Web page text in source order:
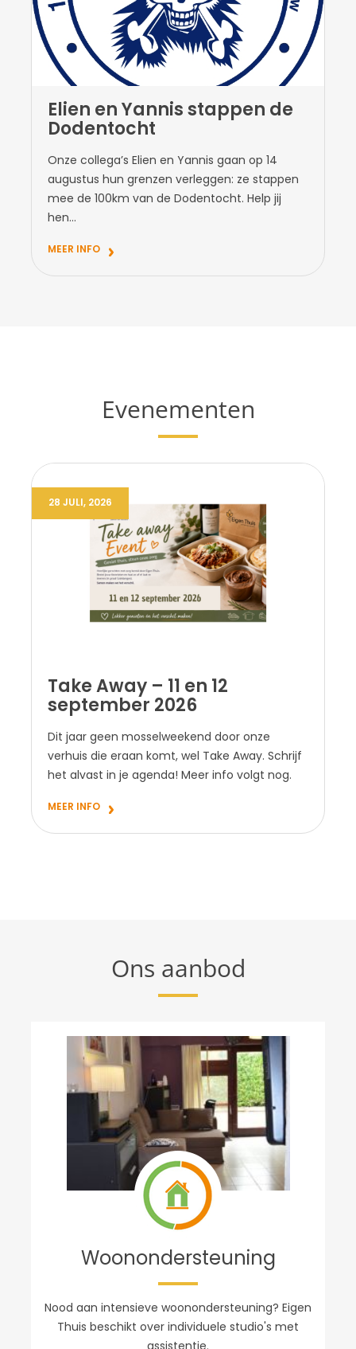
Elien en Yannis stappen de
Dodentocht
Onze collega’s Elien en Yannis gaan op 14
augustus hun grenzen verleggen: ze stappen
mee de 100km van de Dodentocht. Help jij
hen...
MEER INFO
Evenementen
28 JULI, 2026
Take Away – 11 en 12
september 2026
Dit jaar geen mosselweekend door onze
verhuis die eraan komt, wel Take Away. Schrijf
het alvast in je agenda! Meer info volgt nog.
MEER INFO
Ons aanbod
Woonondersteuning
Nood aan intensieve woonondersteuning? Eigen
Thuis beschikt over individuele studio's met